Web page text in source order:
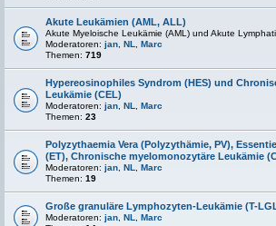
Akute Leukämien (AML, ALL)
Akute Myeloische Leukämie (AML) und Akute
Moderatoren: jan NL
Marc
Themen: 719
Hypereosinophiles Syndrom (HES) und
Leukämie (CEL)
Moderatoren: jan NL
Marc
Themen: 23
Polyzythaemia Vera (Polyzythämie, PV),
(ET), Chronische myelomonozytäre Leukämie
Moderatoren: jan NL
Marc
Themen: 19
Große granuläre Lymphozyten-Leukämie (T-
Moderatoren: jan NL
Marc